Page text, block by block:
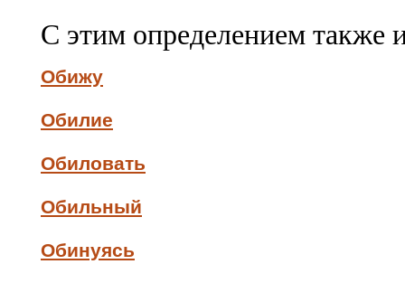
С этим определением также
Обижу
Обилие
Обиловать
Обильный
Обинуясь